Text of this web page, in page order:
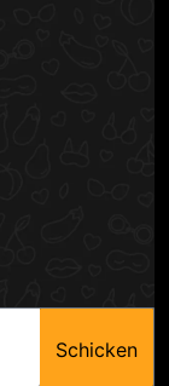
Schicken